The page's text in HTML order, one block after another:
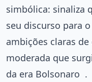
simbólica: sinaliza
seu discurso para
ambições claras
moderada que
da era Bolsonaro .